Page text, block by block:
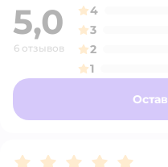
5,0
6 отзывов
4
3
2
1
Рейтинг:5